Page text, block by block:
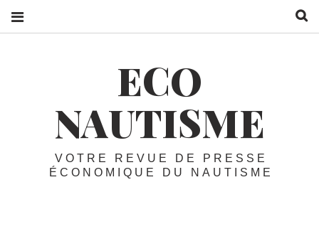
ECO
NAUTISME
VOTRE REVUE DE PRESSE
ÉCONOMIQUE DU NAUTISME